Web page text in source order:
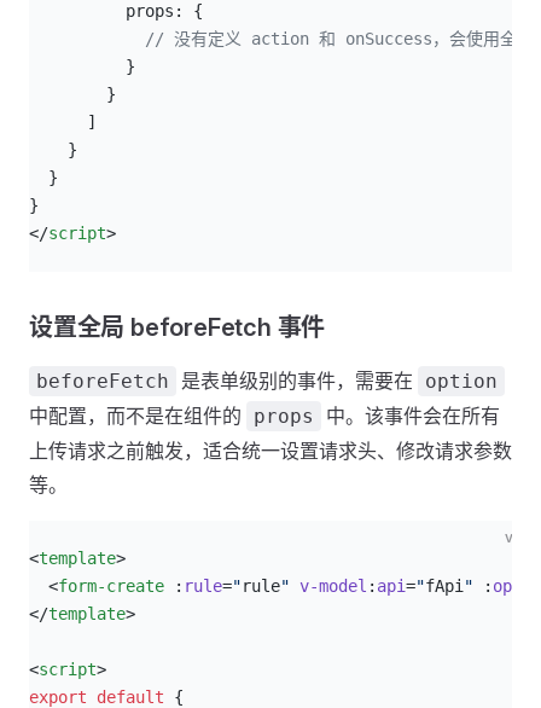
          props: {
// 没有定义 action 和 onSuccess，会使用全局
          }
        }
      ]
    }
  }
}
</script>
设置全局 beforeFetch 事件
beforeFetch 是表单级别的事件，需要在 option
中配置，而不是在组件的 props
中。该事件会在所有
上传请求之前触发，适合统一设置请求头、修改请求参数
等。
vue
<template>
  <
form-create : rule="rule" v-model : api="fApi " :
</template>
<script>
export default {